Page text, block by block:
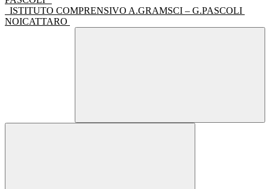
ISTITUTO COMPRENSIVO A.GRAMSCI – G.PASCOLI
NOICATTARO